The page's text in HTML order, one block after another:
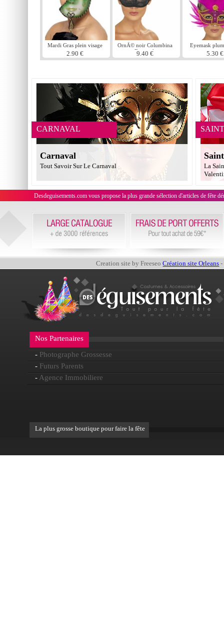
Mardi Gras plein visage
masque
2.90 €
OrnÃ© noir Columbina
Eyemask
9.40 €
Eyemask
5.30 €
CARNAVAL
Carnaval
Tout Savoir Sur Le Carnaval
La
Desdeguisements.com vous propose la plus grande sélection d'articles de fête
Creation site by FreeseoCréation site Orleans -
Nos Partenaires
- Photographe Grossesse
- Futurs Parents
- Agence Immobiliere
La plus grosse boutique pour faire la fête